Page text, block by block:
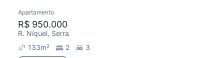
Redecorar
Apartamento
R$ 950.000
R. Níquel, Serra
133m² 2
3